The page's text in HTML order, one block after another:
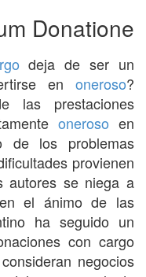
Donatione
deja de ser un
en oneroso?
las prestaciones
oneroso en
los problemas
provienen
autores se niega a
el ánimo de las
ha seguido un
con cargo
negocios